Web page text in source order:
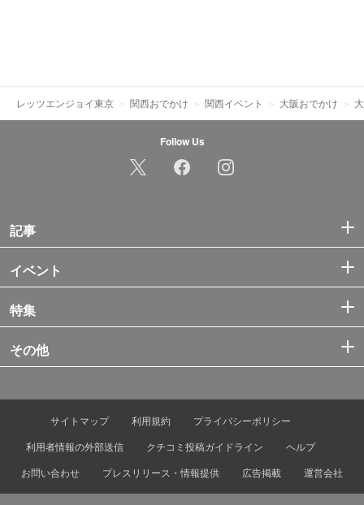
レッツエンジョイ東京 関西おでかけ 関西イベント 大阪おでかけ
Follow Us
記事
イベント
特集
その他
サイトマップ 利用規約
プライバシーポリシー
利用者情報の外部送信
クチコミ投稿ガイドライン
ヘルプ
お問い合わせ
プレスリリース・情報提供 広告掲載 運営会社